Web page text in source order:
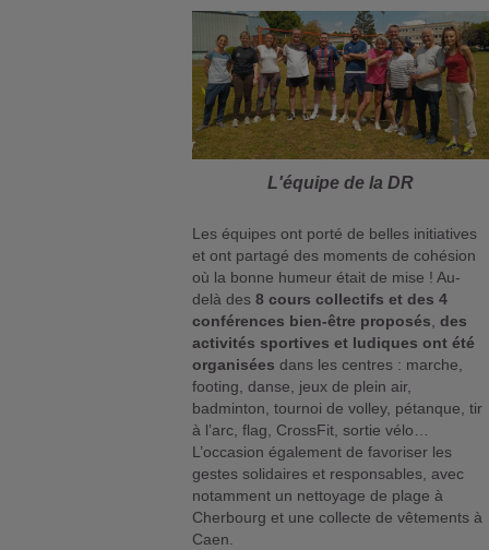
L'équipe de la DR
Les équipes ont porté de belles initiatives
et ont partagé des moments de cohésion
où la bonne humeur était de mise ! Au-
delà des8 cours collectifs et des 4
conférences bien-être proposés,des
activités sportives et ludiques ont été
organisées dans les centres : marche,
footing, danse, jeux de plein air,
badminton, tournoi de volley, pétanque, tir
à l’arc, flag, CrossFit, sortie vélo…
L’occasion également de favoriser les
gestes solidaires et responsables, avec
notamment un nettoyage de plage à
Cherbourg et une collecte de vêtements à
Caen.